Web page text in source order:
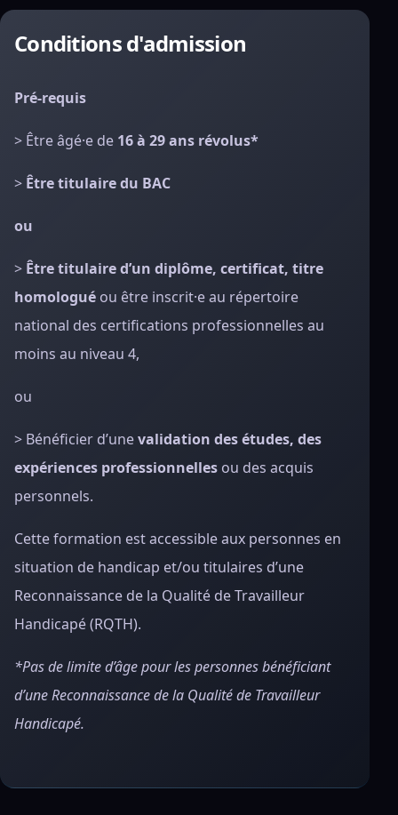
Conditions d'admission
Pré-requis
> Être âgé·e de 16 à 29 ans révolus*
> Être titulaire du BAC
ou
> Être titulaire d’un diplôme, certificat, titre
homologué ou être inscrit·e au répertoire
national des certifications professionnelles au
moins au niveau 4,
ou
> Bénéficier d’unevalidation des études, des
expériences professionnelles ou des acquis
personnels.
Cette formation est accessible aux personnes en
situation de handicap et/ou titulaires d’une
Reconnaissance de la Qualité de Travailleur
Handicapé (RQTH).
*Pas de limite d’âge pour les personnes bénéficiant
d’une Reconnaissance de la Qualité de Travailleur
Handicapé.